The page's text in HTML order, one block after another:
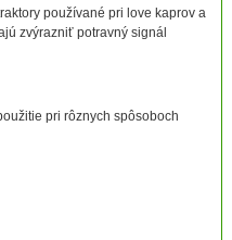
používané pri love kaprov a
zvýrazniť potravný signál
pri rôznych spôsoboch